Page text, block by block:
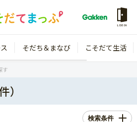
LOGIN
そだち＆まなび こそだて生活
す
）
検索条件